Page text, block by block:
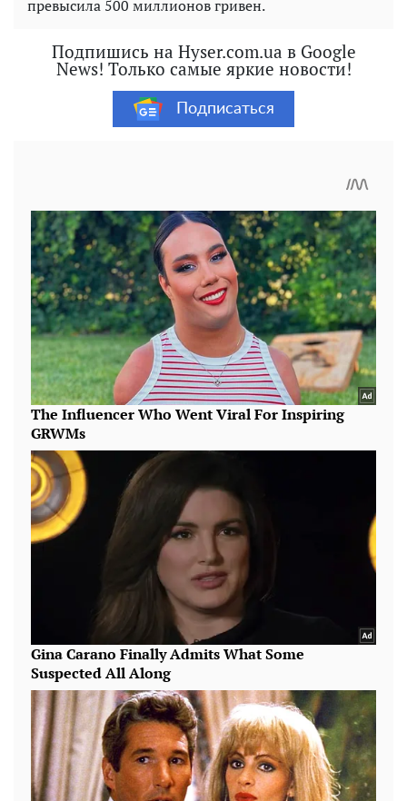
превысила 500 миллионов гривен.
Подпишись на Hyser.com.ua в Google
News! Только самые яркие новости!
Подписаться